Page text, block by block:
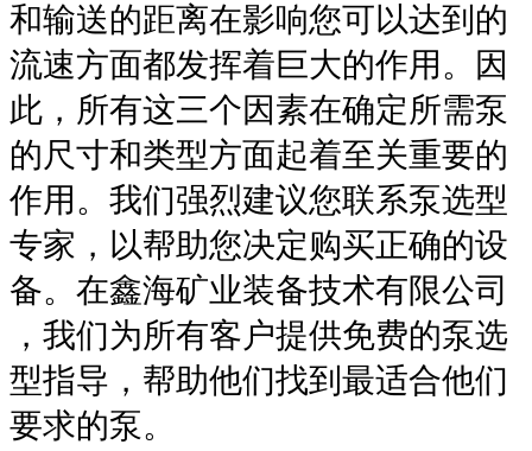
和输送的距离在影响您可以达到的
流速方面都发挥着巨大的作用。因
此，所有这三个因素在确定所需泵
的尺寸和类型方面起着至关重要的
作用。我们强烈建议您联系泵选型
专家，以帮助您决定购买正确的设
备。在鑫海矿业装备技术有限公司
，我们为所有客户提供免费的泵选
型指导，帮助他们找到最适合他们
要求的泵。